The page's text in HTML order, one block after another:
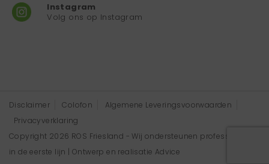
Instagram
Volg ons op Instagram
Disclaimer Colofon
Algemene Leveringsvoorwaarden
Privacyverklaring
Copyright 2026 ROS Friesland - Wij ondersteunen professionals
in de eerste lijn | Ontwerp en realisatie Advice